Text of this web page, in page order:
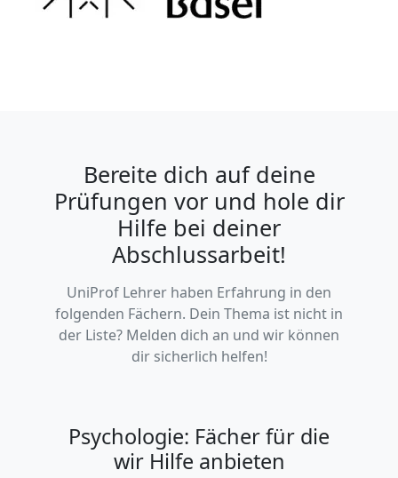
Bereite dich auf deine
Prüfungen vor und hole dir
Hilfe bei deiner
Abschlussarbeit!
UniProf Lehrer haben Erfahrung in den
folgenden Fächern. Dein Thema ist nicht in
der Liste? Melden dich an und wir können
dir sicherlich helfen!
Psychologie: Fächer für die
wir Hilfe anbieten